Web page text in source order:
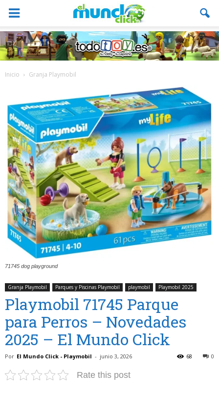
Inicio Granja Playmobil
71745 dog playground
Granja Playmobil Parques y Piscinas Playmobil playmobil Playmobil 2025
Playmobil 71745 Parque
para Perros – Novedades
2025 – El Mundo Click
Por El Mundo Click - Playmobil - junio 3, 2026 0
68
Rate this post